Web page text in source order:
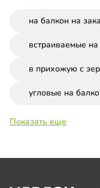
на балкон на
встраиваемые
в прихожую с
угловые на
Показать еще